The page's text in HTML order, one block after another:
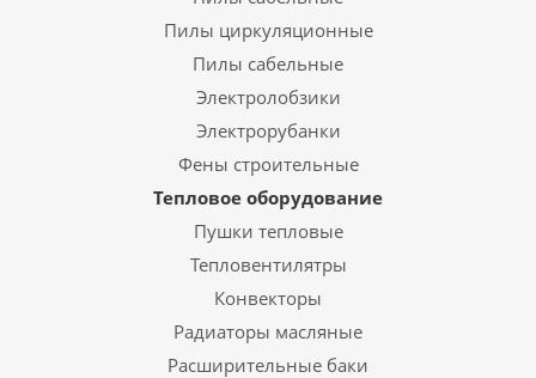
Пилы циркуляционные
Пилы сабельные
Электролобзики
Электрорубанки
Фены строительные
Тепловое оборудование
Пушки тепловые
Тепловентилятры
Конвекторы
Радиаторы масляные
Расширительные баки